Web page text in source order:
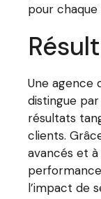
pour chaque
Une agence
distingue
résultats
clients.
avancés et à
l’impact de